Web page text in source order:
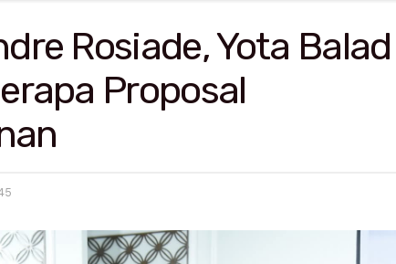
Rosiade, Yota Balad
Proposal